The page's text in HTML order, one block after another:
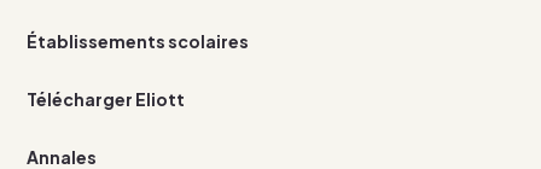
Établissements scolaires
Télécharger Eliott
Annales